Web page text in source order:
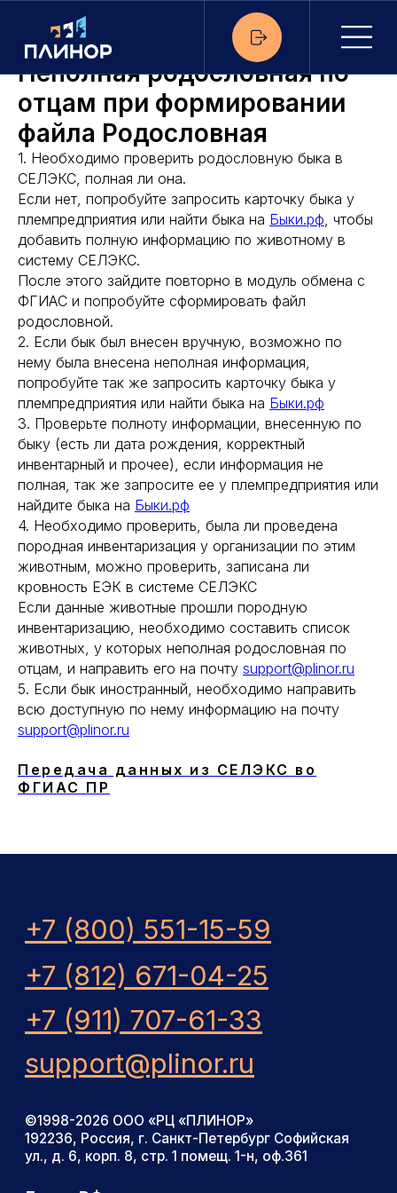
Неполная родословная по
отцам при формировании
файла Родословная
1. Необходимо проверить родословную быка в
СЕЛЭКС, полная ли она.
Если нет, попробуйте запросить карточку быка у
племпредприятия или найти быка на Быки.рф, чтобы
добавить полную информацию по животному в
систему СЕЛЭКС.
После этого зайдите повторно в модуль обмена с
ФГИАС и попробуйте сформировать файл
родословной.
2. Если бык был внесен вручную, возможно по
нему была внесена неполная информация,
попробуйте так же запросить карточку быка у
племпредприятия или найти быка на Быки.рф
3. Проверьте полноту информации, внесенную по
быку (есть ли дата рождения, корректный
инвентарный и прочее), если информация не
полная, так же запросите ее у племпредприятия или
найдите быка на Быки.рф
4. Необходимо проверить, была ли проведена
породная инвентаризация у организации по этим
животным, можно проверить, записана ли
кровность ЕЭК в системе СЕЛЭКС
Если данные животные прошли породную
инвентаризацию, необходимо составить список
животных, у которых неполная родословная по
отцам, и направить его на почту support@plinor.ru
5. Если бык иностранный, необходимо направить
всю доступную по нему информацию на почту
support@plinor.ru
Передача данных из СЕЛЭКС во
ФГИАС ПР
+7 (800) 551-15-59
+7 (812) 671-04-25
+7 (911) 707-61-33
support@plinor.ru
Быки. РФ
Продолжая использовать сайт, вы даете
и других пользовательских данных
в соответствии сполитикой
конфиденциальности